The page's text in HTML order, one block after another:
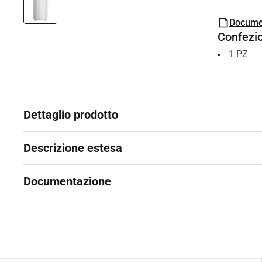
1 PZ
Dettaglio prodotto
Descrizione estesa
Documentazione